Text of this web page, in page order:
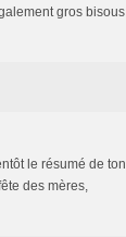
gros bisous
le résumé de ton
des mères,